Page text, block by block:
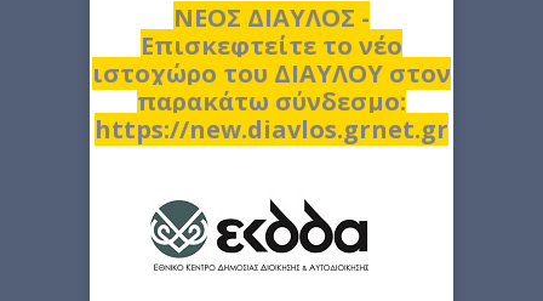
ΝΕΟΣ ΔΙΑΥΛΟΣ -
Επισκεφτείτε το νέο
ιστοχώρο του ΔΙΑΥΛΟΥ στον
παρακάτω σύνδεσμο:
https://new.diavlos.grnet.gr